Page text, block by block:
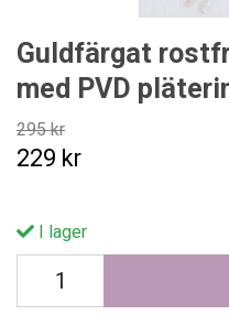
Guldfärgat
med PVD
295 kr
229 kr
I lager